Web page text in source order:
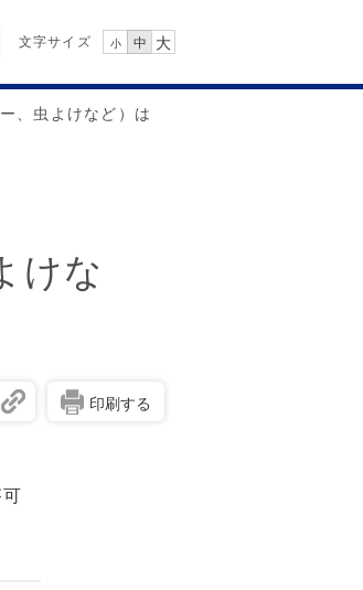
文字サイズ 小 中 大
、虫よけなど）は
けな
印刷する